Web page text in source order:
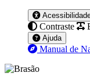
Contraste
Ajuda
Manual de